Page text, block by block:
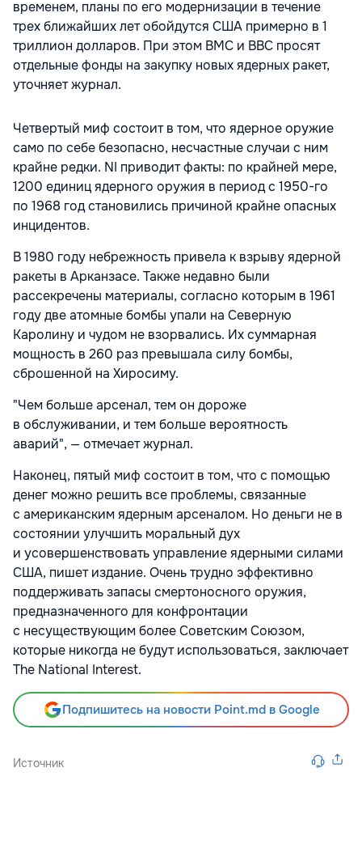
временем, планы по его модернизации в течение
трех ближайших лет обойдутся США примерно в 1
триллион долларов. При этом ВМС и ВВС просят
отдельные фонды на закупку новых ядерных ракет,
уточняет журнал.
Четвертый миф состоит в том, что ядерное оружие
само по себе безопасно, несчастные случаи с ним
крайне редки. NI приводит факты: по крайней мере,
1200 единиц ядерного оружия в период с 1950-го
по 1968 год становились причиной крайне опасных
инцидентов.
В 1980 году небрежность привела к взрыву ядерной
ракеты в Арканзасе. Также недавно были
рассекречены материалы, согласно которым в 1961
году две атомные бомбы упали на Северную
Каролину и чудом не взорвались. Их суммарная
мощность в 260 раз превышала силу бомбы,
сброшенной на Хиросиму.
"Чем больше арсенал, тем он дороже
в обслуживании, и тем больше вероятность
аварий", — отмечает журнал.
Наконец, пятый миф состоит в том, что с помощью
денег можно решить все проблемы, связанные
с американским ядерным арсеналом. Но деньги не в
состоянии улучшить моральный дух
и усовершенствовать управление ядерными силами
США, пишет издание. Очень трудно эффективно
поддерживать запасы смертоносного оружия,
предназначенного для конфронтации
с несуществующим более Советским Союзом,
которые никогда не будут использоваться, заключает
The National Interest.
Подпишитесь на новости Point.md в Google
Источник